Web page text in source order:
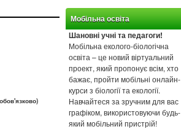
Мобільна освіта
Шановні учні та педагоги!
Мобільна еколого-біологічна
освіта – це новий віртуальний
проект, який пропонує всім, хто
бажає, пройти мобільні онлайн-
курси з біології та екології.
Навчайтеся за зручним для вас
графіком, використовуючи будь-
який мобільний пристрій!